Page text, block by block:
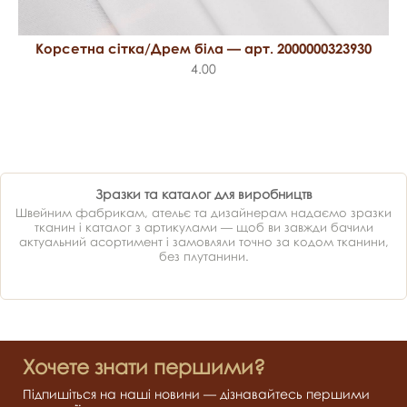
Корсетна сітка/Дрем біла — арт. 2000000323930
4.00
Зразки та каталог для виробництв
Швейним фабрикам, ательє та дизайнерам надаємо зразки
тканин і каталог з артикулами — щоб ви завжди бачили
актуальний асортимент і замовляли точно за кодом тканини,
без плутанини.
Хочете знати першими?
Підпишіться на наші новини — дізнавайтесь першими